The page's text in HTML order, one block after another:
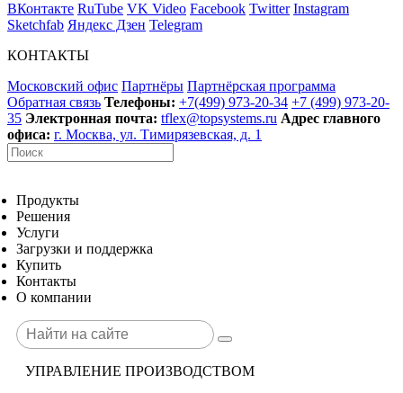
ВКонтакте RuTube VK Video Facebook Twitter Instagram
Sketchfab Яндекс Дзен Telegram
КОНТАКТЫ
Московский офис Партнёры Партнёрская программа
Обратная связь Телефоны: +7(499) 973-20-34 +7 (499) 973-20-
35 Электронная почта: tflex@topsystems.ru Адрес главного
офиса: г. Москва, ул. Тимирязевская, д. 1
Продукты
Решения
Услуги
Загрузки и поддержка
Купить
Контакты
О компании
УПРАВЛЕНИЕ ПРОИЗВОДСТВОМ